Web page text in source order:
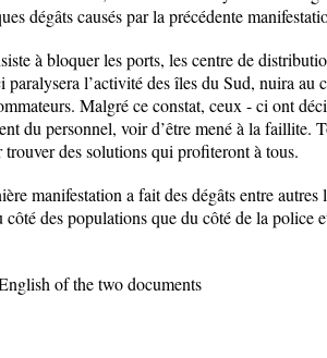
dégâts causés par la précédente
à bloquer les ports, les centre de
paralysera l’activité des îles du Sud, nuira au
Malgré ce constat, ceux - ci ont
du personnel, voir d’être mené à la faillite.
des solutions qui profiteront à tous.
manifestation a fait des dégâts entre autres
côté des populations que du côté de la police
of the two documents